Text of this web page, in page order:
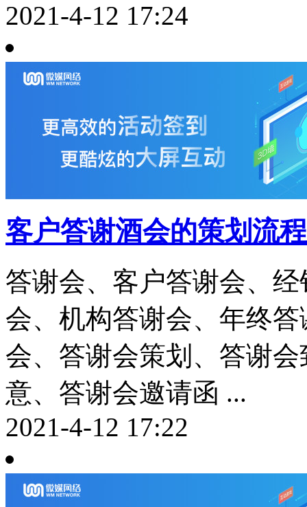
2021-4-12 17:24
客户答谢酒会的策划流
答谢会、客户答谢会、
会、机构答谢会、年终
会、答谢会策划、答谢
意、答谢会邀请函 ...
2021-4-12 17:22